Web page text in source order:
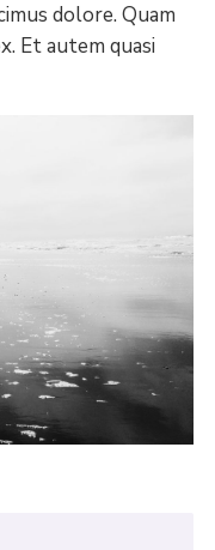
dolore. Quam
Et autem quasi